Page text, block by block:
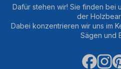
Dafür stehen wir! Sie finden bei
der
Dabei konzentrieren wir uns im
Sägen und